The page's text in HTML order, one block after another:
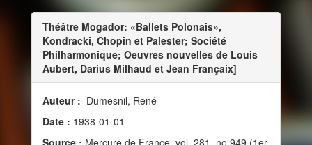
Théâtre Mogador: «Ballets Polonais»,
Kondracki, Chopin et Palester; Société
Philharmonique; Oeuvres nouvelles de Louis
Aubert, Darius Milhaud et Jean Françaix]
Auteur : Dumesnil, René
Date : 1938-01-01
Source : Mercure de France, vol. 281, no 949 (1er